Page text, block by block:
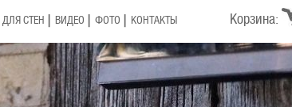
Корзина:
СТЕН ВИДЕО ФОТО КОНТАКТЫ